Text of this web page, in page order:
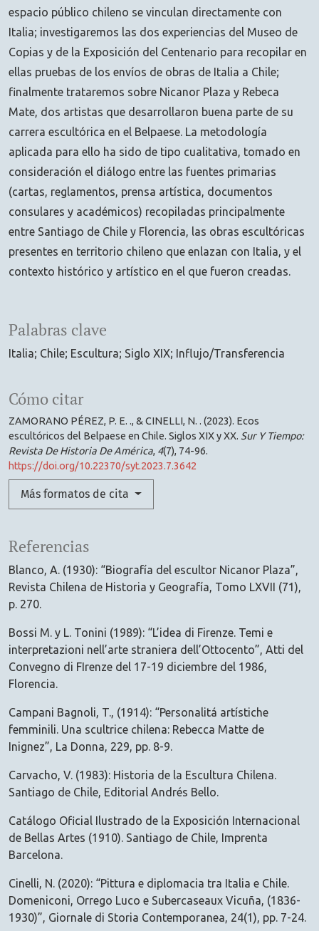
Palabras clave
Italia; Chile; Escultura; Siglo XIX; Influjo/Transferencia
Cómo citar
ZAMORANO PÉREZ, P. E. ., & CINELLI, N. . (2023). Ecos
escultóricos del Belpaese en Chile. Siglos XIX y XX. Sur Y Tiempo:
Revista De Historia De América, 4(7), 74-96.
https://doi.org/10.22370/syt.2023.7.3642
Más formatos de cita
espacio público chileno se vinculan directamente con
Italia; investigaremos las dos experiencias del Museo de
Copias y de la Exposición del Centenario para recopilar en
ellas pruebas de los envíos de obras de Italia a Chile;
finalmente trataremos sobre Nicanor Plaza y Rebeca
Mate, dos artistas que desarrollaron buena parte de su
carrera escultórica en el Belpaese. La metodología
aplicada para ello ha sido de tipo cualitativa, tomado en
consideración el diálogo entre las fuentes primarias
(cartas, reglamentos, prensa artística, documentos
consulares y académicos) recopiladas principalmente
entre Santiago de Chile y Florencia, las obras escultóricas
presentes en territorio chileno que enlazan con Italia, y el
contexto histórico y artístico en el que fueron creadas.
Referencias
Blanco, A. (1930): “Biografía del escultor Nicanor Plaza”,
Revista Chilena de Historia y Geografía, Tomo LXVII (71),
p. 270.
Bossi M. y L. Tonini (1989): “L’idea di Firenze. Temi e
interpretazioni nell’arte straniera dell’Ottocento”, Atti del
Convegno di FIrenze del 17-19 diciembre del 1986,
Florencia.
Campani Bagnoli, T., (1914): “Personalitá artístiche
femminili. Una scultrice chilena: Rebecca Matte de
Inignez”, La Donna, 229, pp. 8-9.
Carvacho, V. (1983): Historia de la Escultura Chilena.
Santiago de Chile, Editorial Andrés Bello.
Catálogo Oficial Ilustrado de la Exposición Internacional
de Bellas Artes (1910). Santiago de Chile, Imprenta
Barcelona.
Cinelli, N. (2020): “Pittura e diplomacia tra Italia e Chile.
Domeniconi, Orrego Luco e Subercaseaux Vicuña, (1836-
1930)”, Giornale di Storia Contemporanea, 24(1), pp. 7-24.